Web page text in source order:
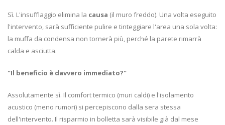
Sì. L'insufflaggio elimina la causa (il muro freddo). Una volta eseguito
l'intervento, sarà sufficiente pulire e tinteggiare l'area una sola volta:
la muffa da condensa non tornerà più, perché la parete rimarrà
calda e asciutta.
"Il beneficio è davvero immediato?"
Assolutamente sì. Il comfort termico (muri caldi) e l'isolamento
acustico (meno rumori) si percepiscono dalla sera stessa
dell'intervento. Il risparmio in bolletta sarà visibile già dal mese